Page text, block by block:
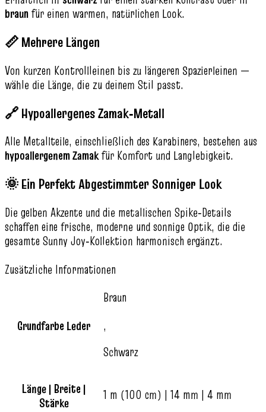
braunfür einen warmen, natürlichen Look.
📏 Mehrere Längen
Von kurzen Kontrollleinen bis zu längeren Spazierleinen —
wähle die Länge, die zu deinem Stil passt.
🔗 Hypoallergenes Zamak‑Metall
Alle Metallteile, einschließlich des Karabiners, bestehen aus
hypoallergenem Zamakfür Komfort und Langlebigkeit.
🌞 Ein Perfekt Abgestimmter Sonniger Look
Die gelben Akzente und die metallischen Spike‑Details
schaffen eine frische, moderne und sonnige Optik, die die
gesamte Sunny Joy‑Kollektion harmonisch ergänzt.
Zusätzliche Informationen
Grundfarbe Leder
Braun
,
Schwarz
Länge | Breite |
Stärke
1 m (100 cm) | 14 mm | 4 mm